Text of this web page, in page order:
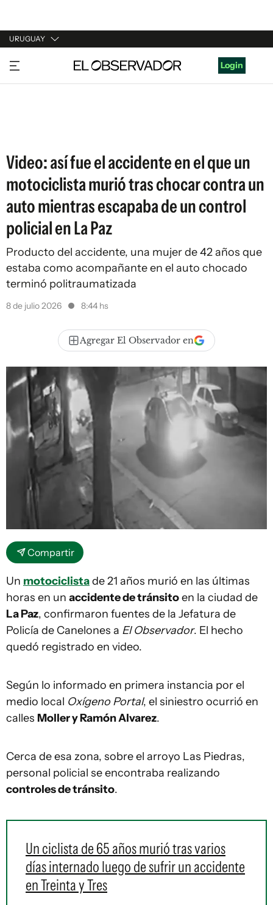
URUGUAY
URUGUAY
ARGENTINA
Login
Video: así fue el accidente en el que un
motociclista murió tras chocar contra un
auto mientras escapaba de un control
policial en La Paz
Producto del accidente, una mujer de 42 años que
estaba como acompañante en el auto chocado
terminó politraumatizada
8 de julio 2026 8:44 hs
Agregar El Observador en
Compartir
Un motociclistade 21 años murió en las últimas
horas en un accidente de tránsitoen la ciudad de
La Paz, confirmaron fuentes de la Jefatura de
Policía de Canelones a El Observador. El hecho
quedó registrado en video.
Según lo informado en primera instancia por el
medio local Oxígeno Portal, el siniestro ocurrió en
calles Moller y Ramón Alvarez.
Cerca de esa zona, sobre el arroyo Las Piedras,
personal policial se encontraba realizando
controles de tránsito.
Un ciclista de 65 años murió tras varios
días internado luego de sufrir un accidente
en Treinta y Tres